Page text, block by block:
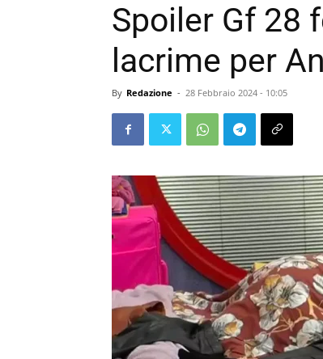
Spoiler Gf 28
lacrime per
By Redazione - 28 Febbraio 2024 - 10:05